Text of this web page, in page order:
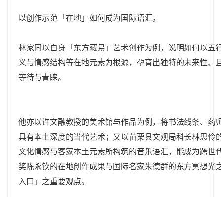
以创作示范「在地」如何成为国际语汇。
林家同以自身「东方藏易」艺术创作为例，说明如何以五
义与情感结构等在地元素为根源，孕育出独特的未来性、
等待与青睐。
他亦以许文融教授的美术馆与作品为例，将书法线条、药
具有本土深度的当代艺术；又以苗栗县文观局科长林思伶
文化情感与客家本土元素所构筑的音乐语汇，能成为跨世
奖陈永钦的在地创作成果与国际名家朱德群的东方冥想光
入口」之重要观点。